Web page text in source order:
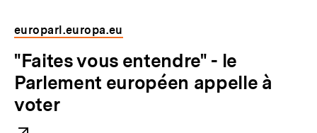
L
n
k
:
europarl.europa.eu
E
x
t
e
"Faites vous entendre" - le
Parlement européen appelle à
voter